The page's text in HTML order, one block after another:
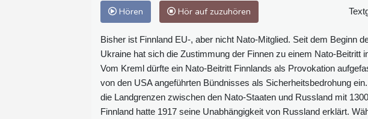
Hören Hör auf zuzuhören
Bisher ist Finnland EU-, aber nicht Nato-Mitglied. Seit dem Beginn
Ukraine hat sich die Zustimmung der Finnen zu einem Nato-Beitritt
Vom Kreml dürfte ein Nato-Beitritt Finnlands als Provokation
von den USA angeführten Bündnisses als Sicherheitsbedrohung
die Landgrenzen zwischen den Nato-Staaten und Russland mit
Finnland hatte 1917 seine Unabhängigkeit von Russland erklärt.